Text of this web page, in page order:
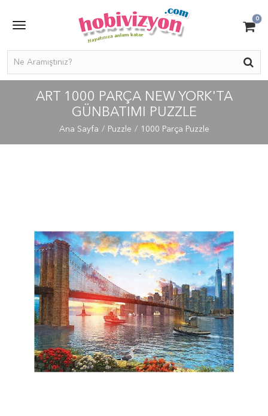
0
ART 1000 PARÇA NEW YORK'TA
GÜNBATIMI PUZZLE
Ana Sayfa Puzzle 1000 Parça Puzzle